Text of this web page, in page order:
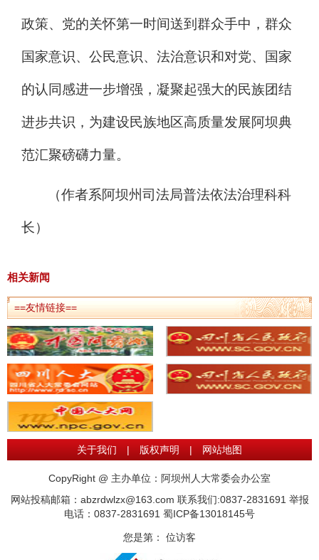
政策、党的关怀第一时间送到群众手中，群众
国家意识、公民意识、法治意识和对党、国家
的认同感进一步增强，凝聚起强大的民族团结
进步共识，为建设民族地区高质量发展阿坝典
范汇聚磅礴力量。
（作者系阿坝州司法局普法依法治理科科
长）
相关新闻
==友情链接==
关于我们 | 版权声明 | 网站地图
CopyRight @ 主办单位：阿坝州人大常委会办公室
网站投稿邮箱：abzrdwlzx@163.com 联系我们:0837-2831691 举报
电话：0837-2831691 蜀ICP备13018145号
您是第： 位访客